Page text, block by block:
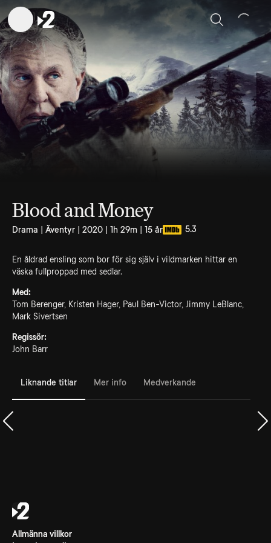
Sök
Blood and Money
Drama | Äventyr | 2020 | 1h 29m | 15 år 5.3
En åldrad ensling som bor för sig själv i vildmarken hittar en
väska fullproppad med sedlar.
Med:
Tom Berenger, Kristen Hager, Paul Ben-Victor, Jimmy LeBlanc,
Mark Sivertsen
Regissör:
John Barr
Liknande titlar Mer info Medverkande
Allmänna villkor